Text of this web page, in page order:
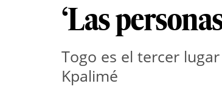
‘Las
Togo es el tercer
Kpalimé